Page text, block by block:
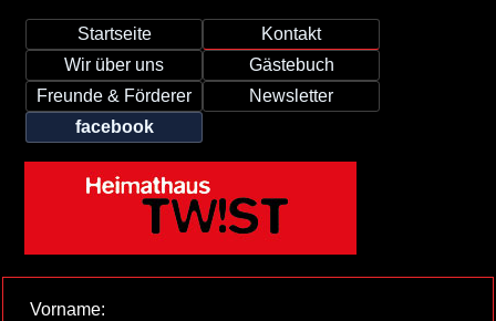
Startseite
Kontakt
Wir über uns
Gästebuch
Freunde & Förderer
Newsletter
facebook
Vorname: